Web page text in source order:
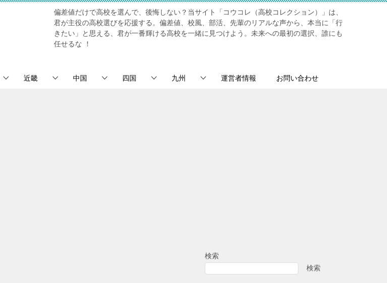
偏差値だけで高校を選んで、後悔しない？当サイト「コウコレ（高校コレクション）」は、
君が主役の高校選びを応援する。偏差値、校風、部活、先輩のリアルな声から、本当に「行
きたい」と思える、君が一番輝ける高校を一緒に見つけよう。未来への最初の選択、誰にも
任せるな ！
近畿 中国 四国 九州 運営者情報 お問い合わせ
検索
検索